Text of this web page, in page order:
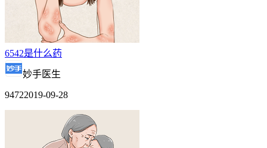
6542是什么药
妙手医生
94722019-09-28